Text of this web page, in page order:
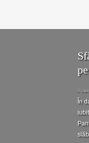
8
În